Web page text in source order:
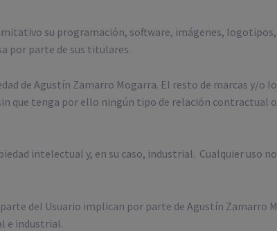
su programación, software, imágenes,
por parte de sus titulares.
de Agustín Zamarro Mogarra. El resto de marcas y/o
que tenga por ello ningún tipo de relación contractual
intelectual y, en su caso, industrial. Cualquier uso
del Usuario implican por parte de Agustín Zamarro
e industrial.